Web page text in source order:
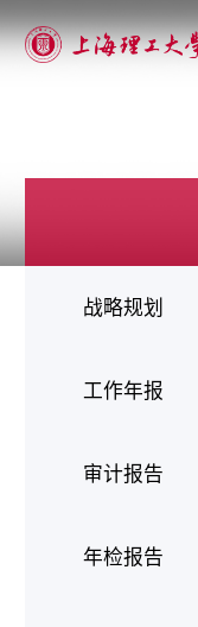
战略规划
工作年报
审计报告
年检报告